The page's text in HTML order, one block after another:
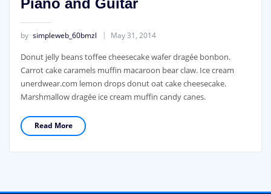
by simpleweb_60bmzl May 31, 2014
Donut jelly beans toffee cheesecake wafer dragée bonbon.
Carrot cake caramels muffin macaroon bear claw. Ice cream
unerdwear.com lemon drops donut oat cake cheesecake.
Marshmallow dragée ice cream muffin candy canes.
Read More